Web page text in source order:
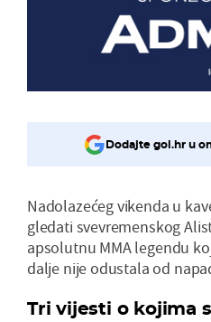
Dodajte gol.hr u
Nadolazećeg vikenda u
gledati svevremenskog
apsolutnu MMA legendu
dalje nije odustala od
Tri vijesti o kojima